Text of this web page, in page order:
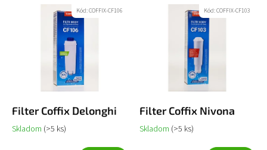
o
v
Najpredávanejšie
Abecedne
u
k
t
Filter Coffix Delonghi
Skladom (>5 ks)
Kód:COFFIX-CF106
Filter Coffix Nivona
Skladom (>5 ks)
Kód:COFFIX-CF103